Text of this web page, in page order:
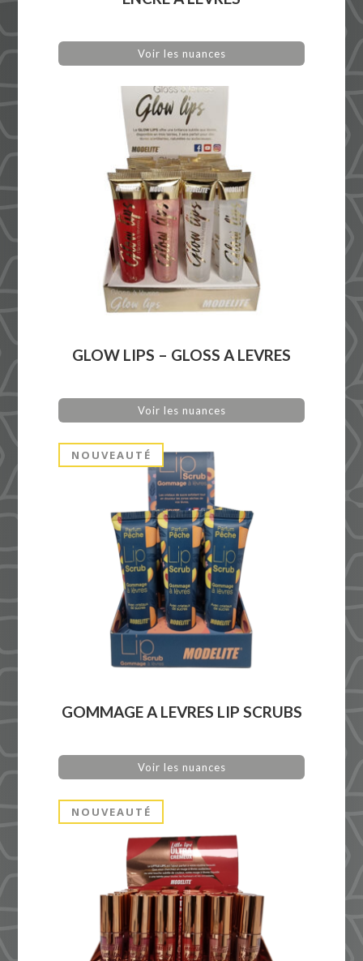
Voir les nuances
GLOW LIPS – GLOSS A LEVRES
Voir les nuances
NOUVEAUTÉ
GOMMAGE A LEVRES LIP SCRUBS
Voir les nuances
NOUVEAUTÉ